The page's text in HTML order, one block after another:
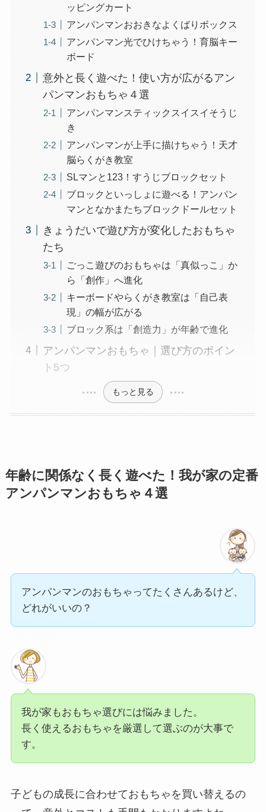
ッピングカート
アンパンマンおおきなよくばりボックス
アンパンマン光でひけちゃう！育脳キー
ボード
意外と長く遊べた！使い方が広がるアン
パンマンおもちゃ４選
アンパンマンスティックスイスイそうじ
き
アンパンマンが上手に描けちゃう！天才
脳らくがき教室
SLマンと123！すうじブロックセット
ブロックといっしょに遊べる！アンパン
マンとなかまたちブロックドールセット
きょうだいで遊び方が変化したおもちゃ
たち
ごっこ遊びのおもちゃは「真似っこ」か
ら「創作」へ進化
キーボードやらくがき教室は「自己表
現」の幅が広がる
ブロック系は「創造力」が年齢で進化
アンパンマンおもちゃ｜選び方のポイン
ト5つ
もっと見る
年齢に関係なく長く遊べた！我が家の定番
アンパンマンおもちゃ４選
アンパンマンのおもちゃってたくさんあるけど、
どれがいいの？
我が家もおもちゃ選びには悩みました。
長く使えるおもちゃを厳選して選ぶのが大事で
す。
子どもの成長に合わせておもちゃを買い替えるの